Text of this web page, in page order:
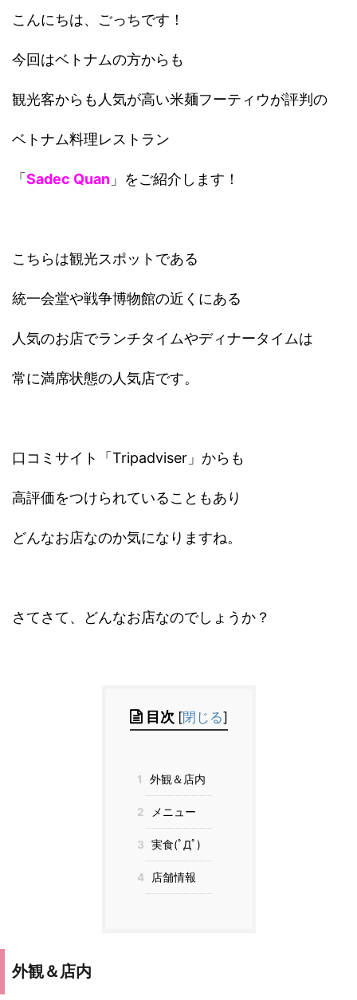
こんにちは、ごっちです！
今回はベトナムの方からも
観光客からも人気が高い米麺フーティウが評判の
ベトナム料理レストラン
「 Sadec Quan 」をご紹介します！
こちらは観光スポットである
統一会堂や戦争博物館の近くにある
人気のお店でランチタイムやディナータイムは
常に満席状態の人気店です。
口コミサイト「Tripadviser」からも
高評価をつけられていることもあり
どんなお店なのか気になりますね。
さてさて、どんなお店なのでしょうか？
目次 [閉じる]
1 外観＆店内
2 メニュー
3 実食(ﾟДﾟ)
4 店舗情報
外観＆店内